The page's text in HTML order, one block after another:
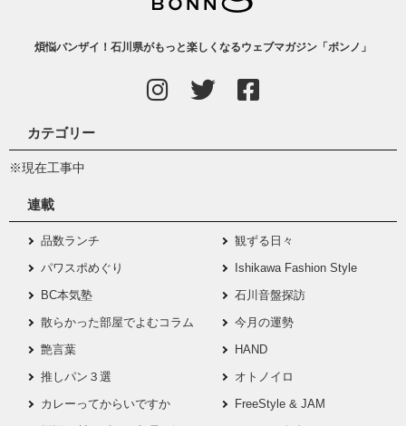
煩悩バンザイ！石川県がもっと楽しくなるウェブマガジン「ボンノ」
カテゴリー
※現在工事中
連載
品数ランチ
観ずる日々
パワスポめぐり
Ishikawa Fashion Style
BC本気塾
石川音盤探訪
散らかった部屋でよむコラム
今月の運勢
艶言葉
HAND
推しパン３選
オトノイロ
カレーってからいですか
FreeStyle & JAM